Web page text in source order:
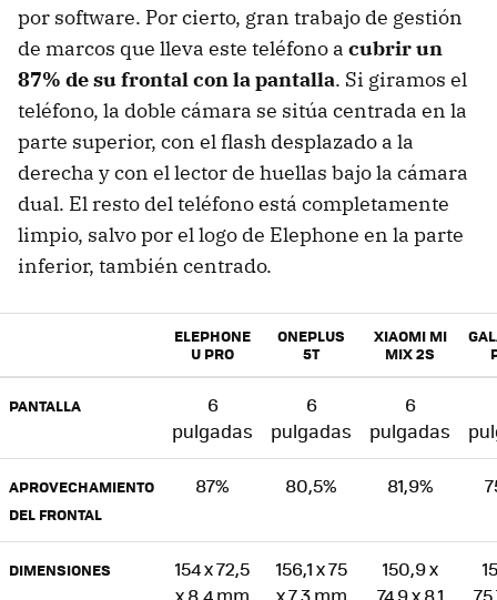
por software. Por cierto, gran trabajo de gestión
de marcos que lleva este teléfono a cubrir un
87% de su frontal con la pantalla. Si giramos el
teléfono, la doble cámara se sitúa centrada en la
parte superior, con el flash desplazado a la
derecha y con el lector de huellas bajo la cámara
dual. El resto del teléfono está completamente
limpio, salvo por el logo de Elephone en la parte
inferior, también centrado.
ELEPHONE
U PRO
ONEPLUS
5T
XIAOMI MI
MIX 2S
PANTALLA
6
pulgadas
6
pulgadas
6
pulgadas
APROVECHAMIENTO
DEL FRONTAL
87% 80,5% 81,9%
DIMENSIONES
154 x 72,5
x 8,4 mm
156,1 x 75
x 7,3 mm
150,9 x
74.9 x 8.1